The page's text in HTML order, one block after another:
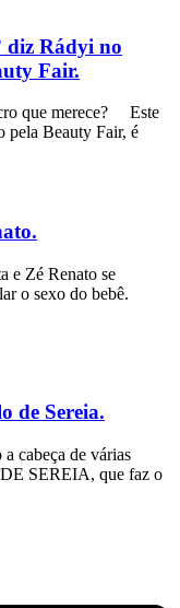
diz Rádyi no
Fair.
que merece? Este
pela Beauty Fair, é
e Zé Renato se
o sexo do bebê.
de Sereia.
a cabeça de várias
SEREIA, que faz o